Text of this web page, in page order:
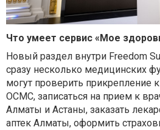
Что умеет сервис «Мое
Новый раздел внутри Freedom
сразу несколько медицинских
могут проверить прикрепление
ОСМС, записаться на прием к
Алматы и Астаны, заказать
аптек Алматы, оформить